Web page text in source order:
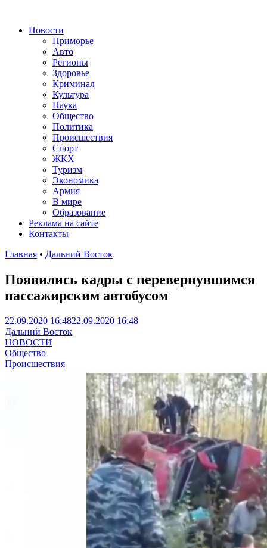
Новости
Приморье
Авто
Регионы
Здоровье
Криминал
Культура
Наука
Общество
Политика
Происшествия
Спорт
ЖКХ
Туризм
Экономика
Армия
В мире
Образование
Реклама на сайте
Контакты
Главная • Дальний Восток
Появились кадры с перевернувшимся
пассажирским автобусом
22.09.2020 16:4822.09.2020 16:48
Дальний Восток
НОВОСТИ
Общество
Происшествия